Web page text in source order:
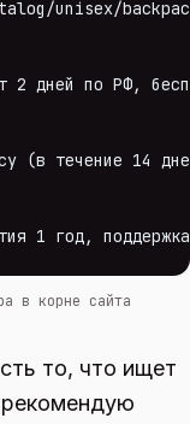
unisex/
дней по РФ,
(в течение 14
1 год,
в корне сайта
то, что ищет